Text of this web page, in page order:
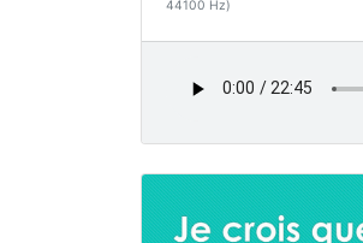
44100 Hz)